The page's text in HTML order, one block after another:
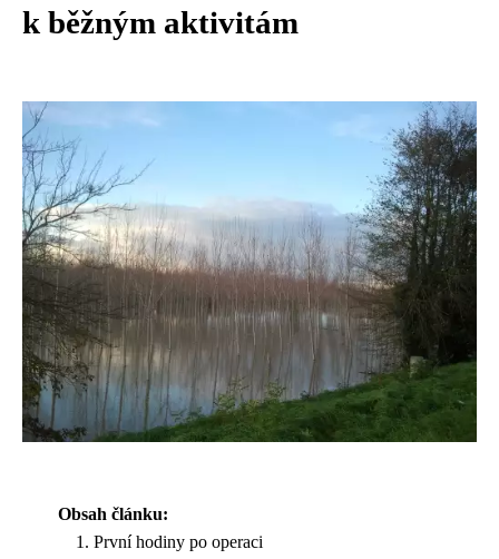
k běžným aktivitám
Obsah článku:
První hodiny po operaci